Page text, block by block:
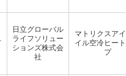
日立グローバル
ライフソリュー
ションズ株式会
社
マトリクスア
イル空冷ヒー
プ